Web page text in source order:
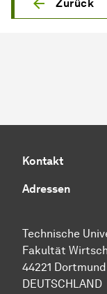
Zurück
Kontakt
Adressen
Technische
Fakultät
44221 Dortmund
DEUTSCHLAND